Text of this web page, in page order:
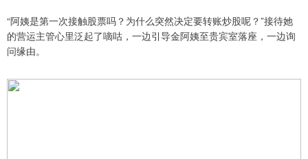
“阿姨是第一次接触股票吗？为什么突然决定要转账炒股呢？”接待她
的营运主管心里泛起了嘀咕，一边引导金阿姨至贵宾室落座，一边询
问缘由。